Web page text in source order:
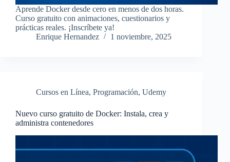
Aprende Docker desde cero en menos de dos horas.
Curso gratuito con animaciones, cuestionarios y
prácticas reales. ¡Inscríbete ya!
Enrique Hernandez
1 noviembre, 2025
Cursos en Línea, Programación, Udemy
Nuevo curso gratuito de Docker: Instala, crea y
administra contenedores